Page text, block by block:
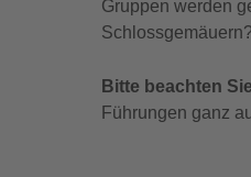
Gruppen werden
Bitte beachten
Führungen ganz